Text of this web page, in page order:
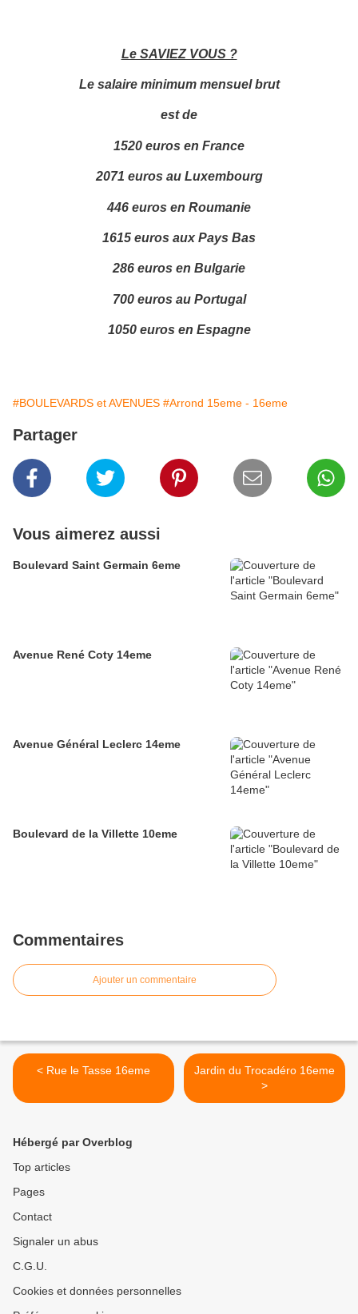
Le SAVIEZ VOUS ?
Le salaire minimum mensuel brut
est de
1520 euros en France
2071 euros au Luxembourg
446 euros en Roumanie
1615 euros aux Pays Bas
286 euros en Bulgarie
700 euros au Portugal
1050 euros en Espagne
#BOULEVARDS et AVENUES #Arrond 15eme - 16eme
Partager
Vous aimerez aussi
Boulevard Saint Germain 6eme
Avenue René Coty 14eme
Avenue Général Leclerc 14eme
Boulevard de la Villette 10eme
Commentaires
Ajouter un commentaire
< Rue le Tasse 16eme
Jardin du Trocadéro 16eme
>
Hébergé par Overblog
Top articles
Pages
Contact
Signaler un abus
C.G.U.
Cookies et données personnelles